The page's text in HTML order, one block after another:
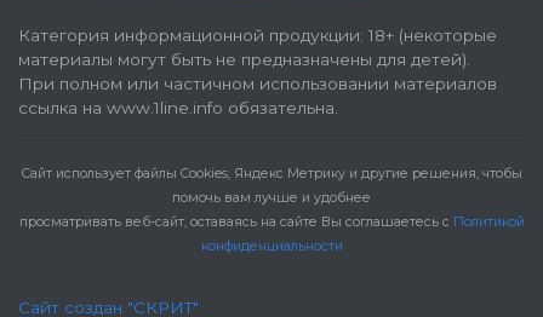
Категория информационной продукции: 18+ (некоторые
материалы могут быть не предназначены для детей).
При полном или частичном использовании материалов
ссылка на www.1line.info обязательна.
Cайт использует файлы Cookies, Яндекс Метрику и другие решения, чтобы
помочь вам лучше и удобнее
просматривать веб-сайт, оставаясь на сайте Вы соглашаетесь с Политикой
конфиденциальности
Сайт создан "СКРИТ"